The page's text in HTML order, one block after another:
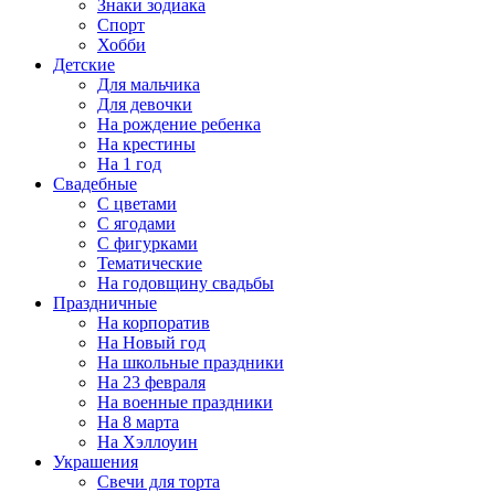
Знаки зодиака
Спорт
Хобби
Детские
Для мальчика
Для девочки
На рождение ребенка
На крестины
На 1 год
Свадебные
С цветами
С ягодами
С фигурками
Тематические
На годовщину свадьбы
Праздничные
На корпоратив
На Новый год
На школьные праздники
На 23 февраля
На военные праздники
На 8 марта
На Хэллоуин
Украшения
Свечи для торта